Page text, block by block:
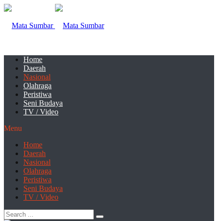
Home
Daerah
Nasional
Olahraga
Peristiwa
Seni Budaya
TV / Video
Menu
Home
Daerah
Nasional
Olahraga
Peristiwa
Seni Budaya
TV / Video